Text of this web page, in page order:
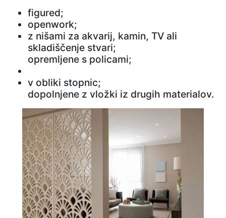
figured;
openwork;
z nišami za akvarij, kamin, TV ali
skladiščenje stvari;
opremljene s policami;
v obliki stopnic;
dopolnjene z vložki iz drugih materialov.